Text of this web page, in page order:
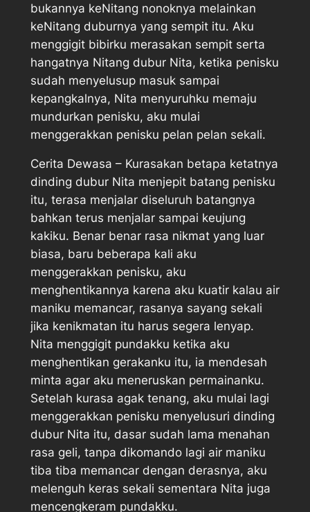
bukannya keNitang nonoknya melainkan
keNitang duburnya yang sempit itu. Aku
menggigit bibirku merasakan sempit serta
hangatnya Nitang dubur Nita, ketika penisku
sudah menyelusup masuk sampai
kepangkalnya, Nita menyuruhku memaju
mundurkan penisku, aku mulai
menggerakkan penisku pelan pelan sekali.
Cerita Dewasa – Kurasakan betapa ketatnya
dinding dubur Nita menjepit batang penisku
itu, terasa menjalar diseluruh batangnya
bahkan terus menjalar sampai keujung
kakiku. Benar benar rasa nikmat yang luar
biasa, baru beberapa kali aku
menggerakkan penisku, aku
menghentikannya karena aku kuatir kalau air
maniku memancar, rasanya sayang sekali
jika kenikmatan itu harus segera lenyap.
Nita menggigit pundakku ketika aku
menghentikan gerakanku itu, ia mendesah
minta agar aku meneruskan permainanku.
Setelah kurasa agak tenang, aku mulai lagi
menggerakkan penisku menyelusuri dinding
dubur Nita itu, dasar sudah lama menahan
rasa geli, tanpa dikomando lagi air maniku
tiba tiba memancar dengan derasnya, aku
melenguh keras sekali sementara Nita juga
mencengkeram pundakku.